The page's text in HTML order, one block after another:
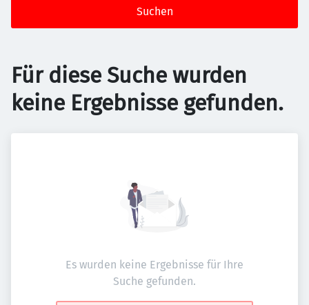
Suchen
Für diese Suche wurden
keine Ergebnisse gefunden.
Es wurden keine Ergebnisse für Ihre
Suche gefunden.